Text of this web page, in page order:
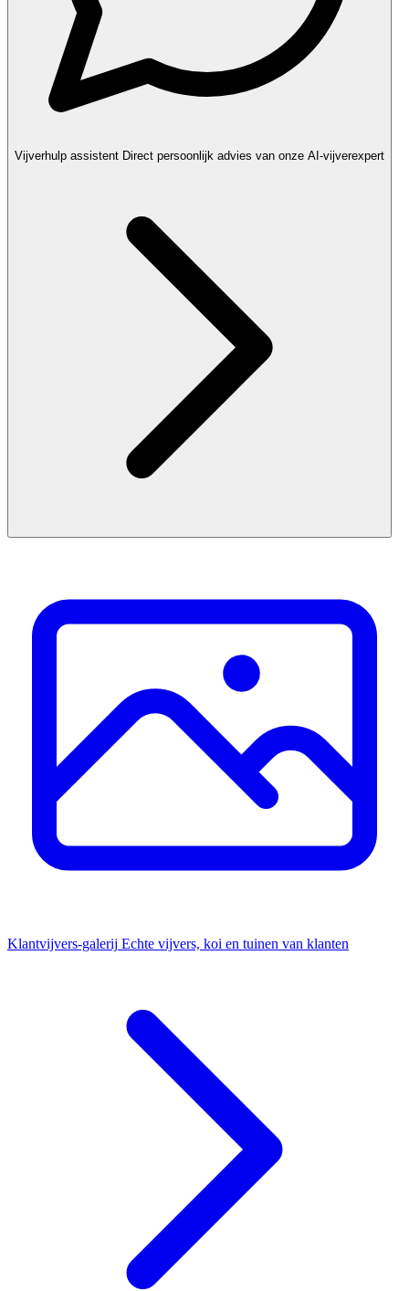
Vijverhulp assistent Direct persoonlijk advies van onze AI-vijverexpert
Klantvijvers-galerij Echte vijvers, koi en tuinen van klanten